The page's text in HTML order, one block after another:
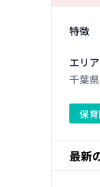
特徴
エリア
千葉
保
最新